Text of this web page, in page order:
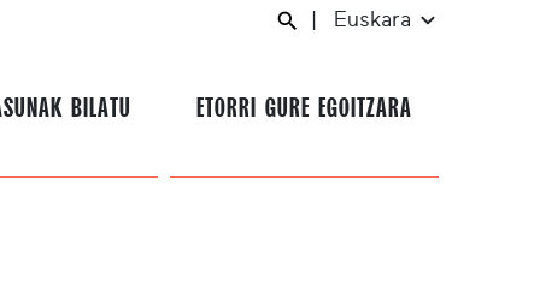
Euskara
BILATU ETORRI GURE EGOITZARA